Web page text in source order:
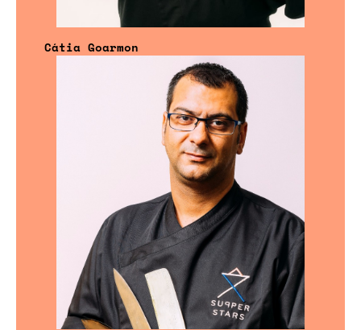
Cátia Goarmon